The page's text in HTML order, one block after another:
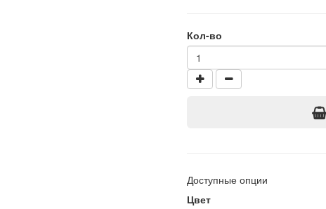
Кол-во
Доступные опции
Цвет